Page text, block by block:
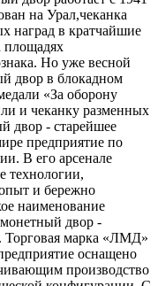
на Урал,чеканка
наград в кратчайшие
площадях
Но уже весной
двор в блокадном
«За оборону
и чеканку разменных
двор - старейшее
предприятие по
В его арсенале
технологии,
и бережно
наименование
двор -
Торговая марка «ЛМД»
оснащено
производство